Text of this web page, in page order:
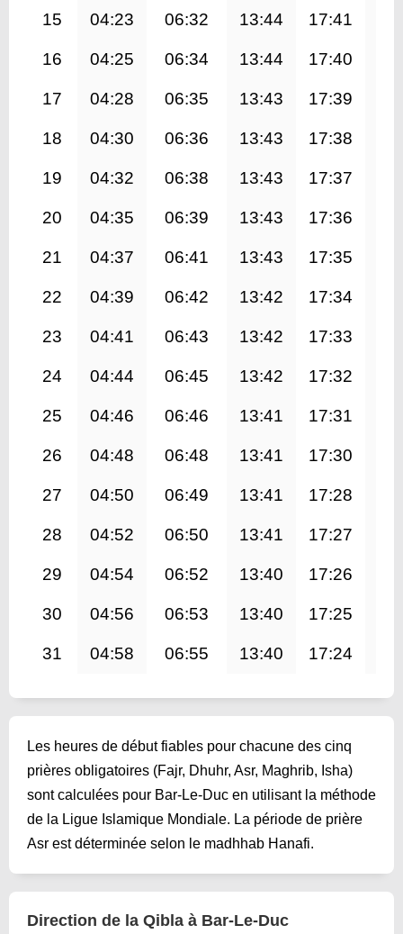
15 04:23 06:32 13:44 17:41
16 04:25 06:34 13:44 17:40
17 04:28 06:35 13:43 17:39
18 04:30 06:36 13:43 17:38
19 04:32 06:38 13:43 17:37
20 04:35 06:39 13:43 17:36
21 04:37 06:41 13:43 17:35
22 04:39 06:42 13:42 17:34
23 04:41 06:43 13:42 17:33
24 04:44 06:45 13:42 17:32
25 04:46 06:46 13:41 17:31
26 04:48 06:48 13:41 17:30
27 04:50 06:49 13:41 17:28
28 04:52 06:50 13:41 17:27
29 04:54 06:52 13:40 17:26
30 04:56 06:53 13:40 17:25
31 04:58 06:55 13:40 17:24
Les heures de début fiables pour chacune des cinq
prières obligatoires (Fajr, Dhuhr, Asr, Maghrib, Isha)
sont calculées pour Bar-Le-Duc en utilisant la méthode
de la Ligue Islamique Mondiale. La période de prière
Asr est déterminée selon le madhhab Hanafi.
Direction de la Qibla à Bar-Le-Duc